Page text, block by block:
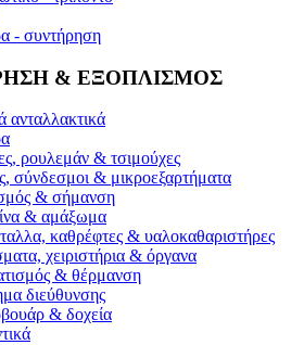
- συντήρηση
& ΕΞΟΠΛΙΣΜΟΣ
ανταλλακτικά
ρουλεμάν & τσιμούχες
σύνδεσμοι & μικροεξαρτήματα
& σήμανση
& αμάξωμα
καθρέφτες & υαλοκαθαριστήρες
χειριστήρια & όργανα
& θέρμανση
διεύθυνσης
& δοχεία